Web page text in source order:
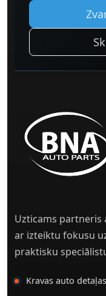
Uzticams partneris
ar izteiktu fokusu
praktisku
Kravas auto